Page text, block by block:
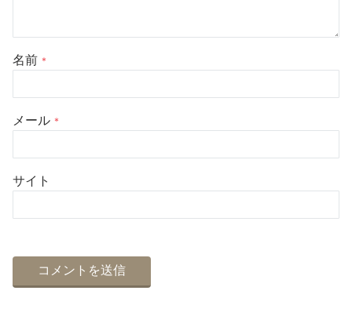
名前 *
メール *
サイト